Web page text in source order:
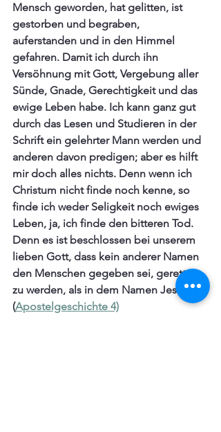
Mensch geworden, hat gelitten, ist
gestorben und begraben,
auferstanden und in den Himmel
gefahren. Damit ich durch ihn
Versöhnung mit Gott, Vergebung aller
Sünde, Gnade, Gerechtigkeit und das
ewige Leben habe. Ich kann ganz gut
durch das Lesen und Studieren in der
Schrift ein gelehrter Mann werden und
anderen davon predigen; aber es hilft
mir doch alles nichts. Denn wenn ich
Christum nicht finde noch kenne, so
finde ich weder Seligkeit noch ewiges
Leben, ja, ich finde den bitteren Tod.
Denn es ist beschlossen bei unserem
lieben Gott, dass kein anderer Namen
den Menschen gegeben sei, gerettet
zu werden, als in dem Namen Jesu.
(Apostelgeschichte 4)